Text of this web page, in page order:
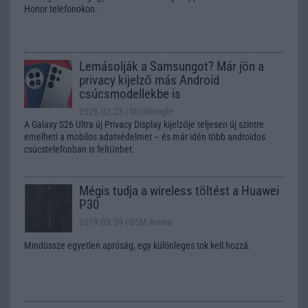
Honor telefonokon.
Lemásolják a Samsungot? Már jön a
privacy kijelző más Android
csúcsmodellekbe is
2026.02.23
| 9to5Google
A Galaxy S26 Ultra új Privacy Display kijelzője teljesen új szintre
emelheti a mobilos adatvédelmet – és már idén több androidos
csúcstelefonban is feltűnhet.
Mégis tudja a wireless töltést a Huawei
P30
2019.03.29 | GSM Arena
Mindössze egyetlen apróság, egy különleges tok kell hozzá.